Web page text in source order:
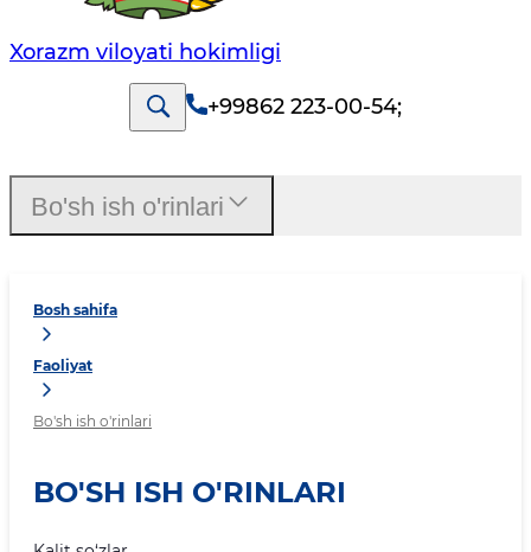
Xorazm vilоyati hоkimligi
+99862 223-00-54;
Bosh sahifa
Faoliyat
Bo'sh ish o'rinlari
BO'SH ISH O'RINLARI
Bo'sh ish o'rinlari